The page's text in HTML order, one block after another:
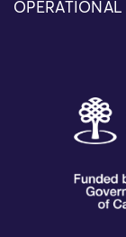
OPERATIONAL